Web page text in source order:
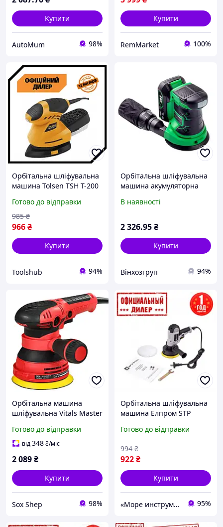
Купити
AutoMum 98%
Купити
RemMarket 100%
Орбітальна шліфувальна
машина Tolsen TSH Т-200
Готово до відправки
966₴
985 ₴
Купити
Toolshub 94%
Орбітальна шліфувальна
машина акумуляторна
В наявності
2 326.95₴
Купити
Вінхозгруп 94%
Орбітальна машина
шліфувальна Vitals Master
Ексцентрикова
потужність 300 Вт
Готово до відправки
від348₴/міс
2 089₴
Купити
Sox Shep 98%
Орбітальна шліфувальна
машина Елпром STP
Готово до відправки
922₴
994 ₴
Купити
«Море инструментов» 95%